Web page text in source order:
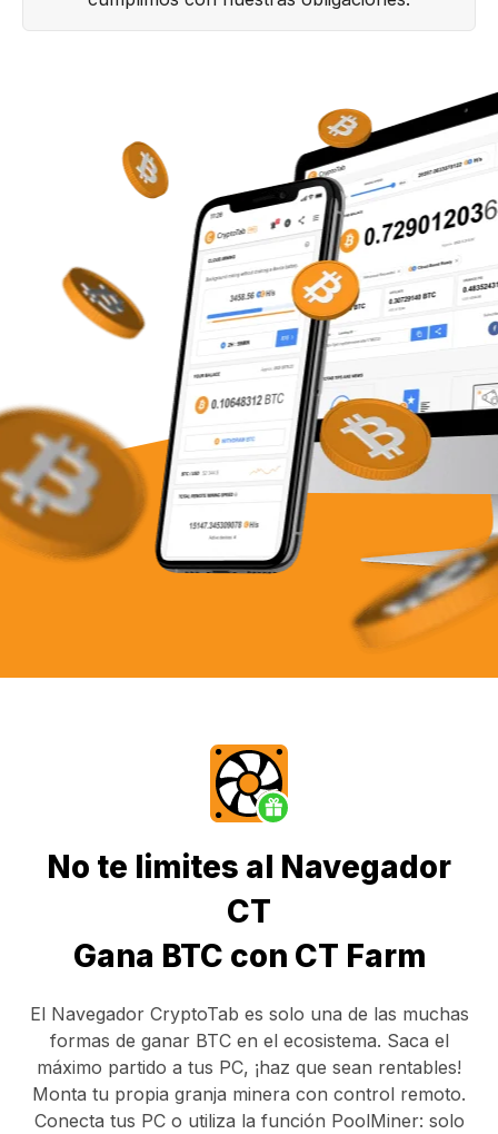
No te limites al Navegador
CT
Gana BTC con CT Farm
El Navegador CryptoTab es solo una de las muchas
formas de ganar BTC en el ecosistema. Saca el
máximo partido a tus PC, ¡haz que sean rentables!
Monta tu propia granja minera con control remoto.
Conecta tus PCo utiliza la función PoolMiner: solo